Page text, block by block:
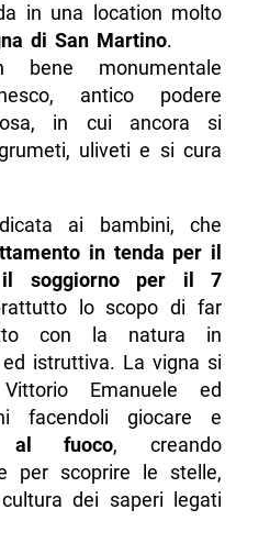
in una location molto
di San Martino.
monumentale
antico podere
in cui ancora si
uliveti e si cura
ai bambini, che
in tenda per il
soggiorno per il 7
lo scopo di far
con la natura in
istruttiva. La vigna si
Emanuele ed
facendoli giocare e
al fuoco, creando
per scoprire le stelle,
dei saperi legati